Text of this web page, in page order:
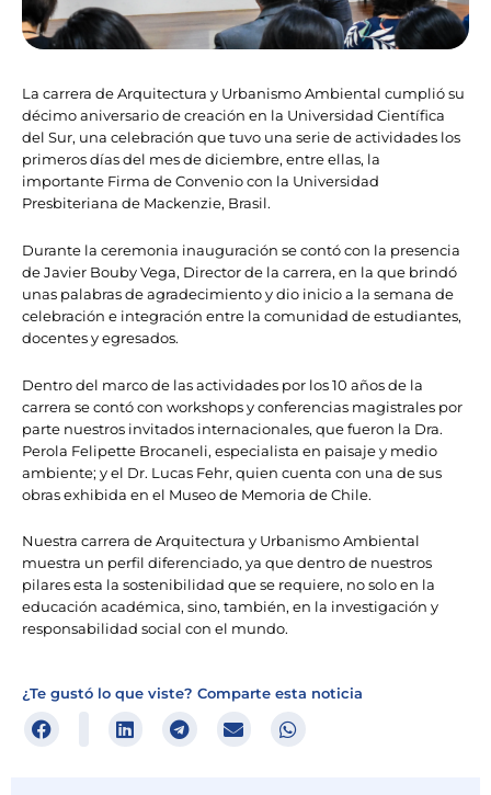
La carrera de Arquitectura y Urbanismo Ambiental cumplió su
décimo aniversario de creación en la Universidad Científica
del Sur, una celebración que tuvo una serie de actividades los
primeros días del mes de diciembre, entre ellas, la
importante Firma de Convenio con la Universidad
Presbiteriana de Mackenzie, Brasil.
Durante la ceremonia inauguración se contó con la presencia
de Javier Bouby Vega, Director de la carrera, en la que brindó
unas palabras de agradecimiento y dio inicio a la semana de
celebración e integración entre la comunidad de estudiantes,
docentes y egresados.
Dentro del marco de las actividades por los 10 años de la
carrera se contó con workshops y conferencias magistrales por
parte nuestros invitados internacionales, que fueron la Dra.
Perola Felipette Brocaneli, especialista en paisaje y medio
ambiente; y el Dr. Lucas Fehr, quien cuenta con una de sus
obras exhibida en el Museo de Memoria de Chile.
Nuestra carrera de Arquitectura y Urbanismo Ambiental
muestra un perfil diferenciado, ya que dentro de nuestros
pilares esta la sostenibilidad que se requiere, no solo en la
educación académica, sino, también, en la investigación y
responsabilidad social con el mundo.
¿Te gustó lo que viste? Comparte esta noticia